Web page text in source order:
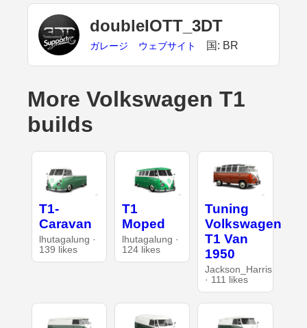
doubleIOTT_3DT
ガレージ ウェブサイト 国: BR
More Volkswagen T1
builds
T1-
Caravan
lhutagalung ·
139 likes
T1
Moped
lhutagalung ·
124 likes
Tuning
Volkswagen
T1 Van
1950
Jackson_Harris
· 111 likes